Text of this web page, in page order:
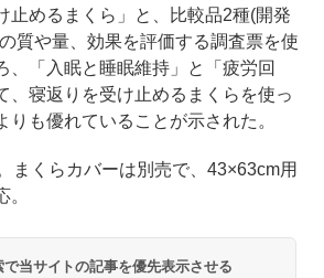
止めるまくら」と、比較品2種(開発
質や量、効果を評価する調査票を使
、「入眠と睡眠維持」と「疲労回
、寝返りを受け止めるまくらを使っ
りも優れていることが示された。
まくらカバーは別売で、43×63cm用
当サイトの記事を優先表示させる